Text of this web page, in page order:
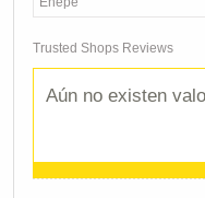
Trusted Shops Reviews
Aún no existen